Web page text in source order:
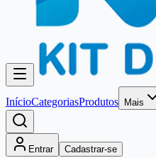
InícioCategoriasProdutos Mais
Entrar Cadastrar-se